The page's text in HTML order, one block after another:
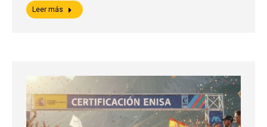
Leer más